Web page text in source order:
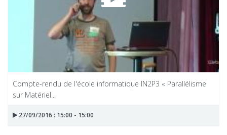
Compte-rendu de l'école informatique IN2P3 « Parallélisme
sur Matériel...
27/09/2016 : 15:00 - 15:00